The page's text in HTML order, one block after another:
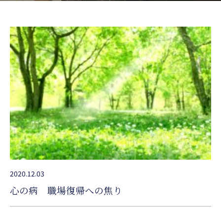
2020.12.03
心の病 職場復帰への焦り